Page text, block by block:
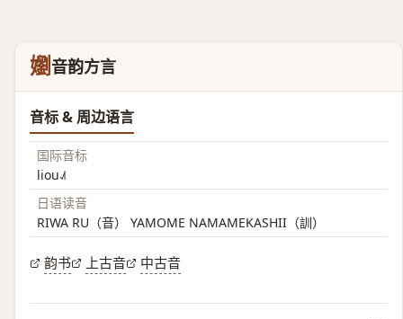
嬼 音韵方言
音标 & 周边语言
国际音标
liou˨˩˦
日语读音
RIWA RU（音） YAMOME NAMAMEKASHII（訓）
韵书 上古音 中古音